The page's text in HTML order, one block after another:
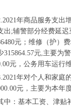
年商品服务支出
出;辅警部分经费延迟
元；维修（护）
315864.57元,主要为
元，公务用车运行
年对个人和家庭
元，主要为本年
中：基本工资、津贴